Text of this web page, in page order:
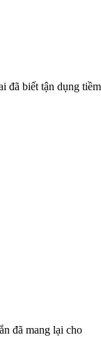
đã biết tận dụng tiềm
đã mang lại cho